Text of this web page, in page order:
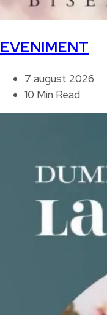
EVENIMENT
7 august 2026
10 Min Read